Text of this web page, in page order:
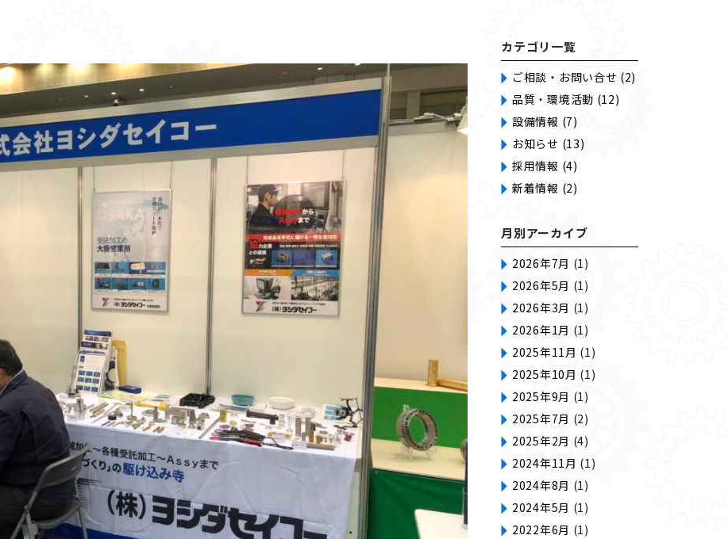
カテゴリ一覧
ご相談・お問い合せ (2)
品質・環境活動 (12)
設備情報 (7)
お知らせ (13)
採用情報 (4)
新着情報 (2)
月別アーカイブ
2026年7月 (1)
2026年5月 (1)
2026年3月 (1)
2026年1月 (1)
2025年11月 (1)
2025年10月 (1)
2025年9月 (1)
2025年7月 (2)
2025年2月 (4)
2024年11月 (1)
2024年8月 (1)
2024年5月 (1)
2022年6月 (1)